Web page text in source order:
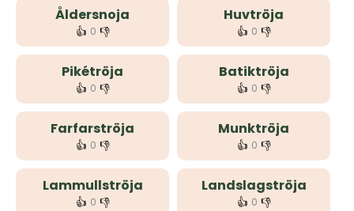
Åldersnoja
👍 0 👎
Huvtröja
👍 0 👎
Pikétröja
👍 0 👎
Batiktröja
👍 0 👎
Farfarströja
👍 0 👎
Munktröja
👍 0 👎
Lammullströja
👍 0 👎
Landslagströja
👍 0 👎